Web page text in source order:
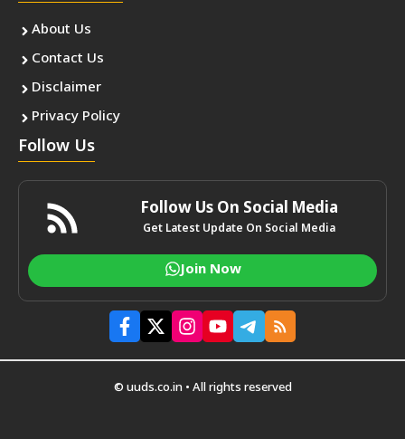
About Us
Contact Us
Disclaimer
Privacy Policy
Follow Us
Follow Us On Social Media
Get Latest Update On Social Media
Join Now
© uuds.co.in • All rights reserved